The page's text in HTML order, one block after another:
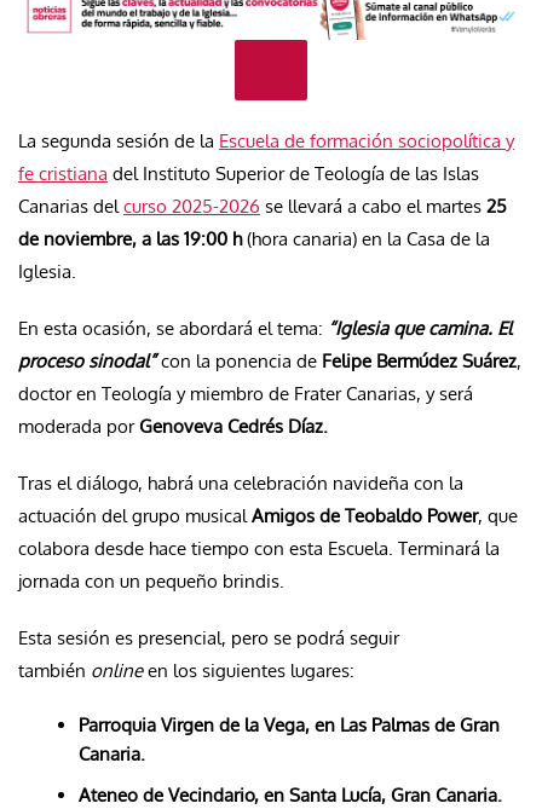
La segunda sesión de la Escuela de formación sociopolítica y
fe cristiana del Instituto Superior de Teología de las Islas
Canarias delcurso 2025-2026 se llevará a cabo el martes 25
de noviembre, a las 19:00 h(hora canaria) en la Casa de la
Iglesia.
En esta ocasión, se abordará el tema: “Iglesia que camina. El
proceso sinodal”con la ponencia de Felipe Bermúdez Suárez,
doctor en Teología y miembro de Frater Canarias, y será
moderada porGenoveva Cedrés Díaz.
Tras el diálogo, habrá una celebración navideña con la
actuación del grupo musicalAmigos de Teobaldo Power, que
colabora desde hace tiempo con esta Escuela. Terminará la
jornada con un pequeño brindis.
Esta sesión es presencial, pero se podrá seguir
también onlineen los siguientes lugares:
Parroquia Virgen de la Vega, en Las Palmas de Gran
Canaria.
Ateneo de Vecindario, en Santa Lucía, Gran Canaria.